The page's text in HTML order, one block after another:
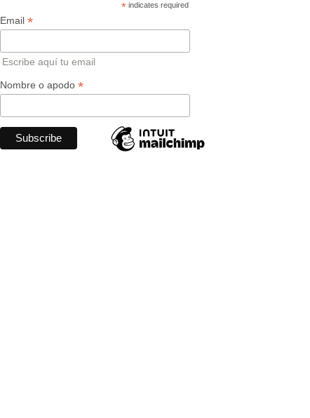
*indicates required
Email *
Escribe aquí tu email
Nombre o apodo *